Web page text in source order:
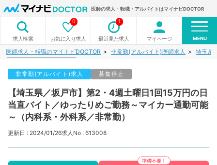
医師の求人・転職・アルバイトはマイナビDOCTOR
求人検索 お気に入り求人
0
最近見た求人
1
マイページ MENU
医師求人・転職のマイナビDOCTOR 非常勤(アルバイト)医師求人 埼玉県
非常勤(アルバイト)求人 募集停止
【埼玉県／坂戸市】第2・4週土曜日1回15万円の日
当直バイト／ゆったりめご勤務～マイカー通勤可能
～（内科系・外科系／非常勤）
更新日 : 2024/01/26求人No : 613008